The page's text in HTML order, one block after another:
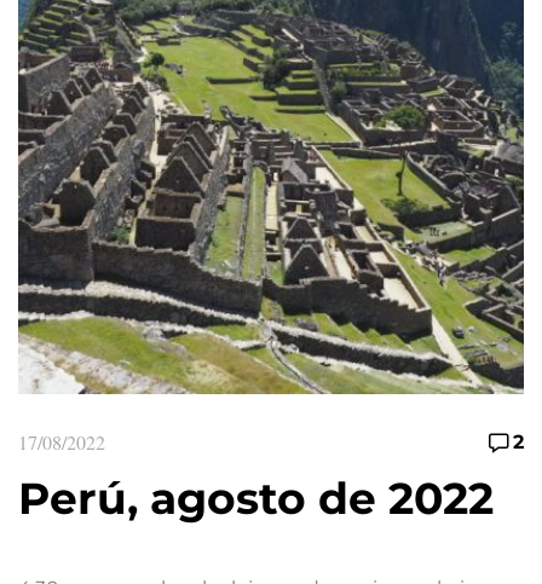
17/08/2022 2
Perú, agosto de 2022